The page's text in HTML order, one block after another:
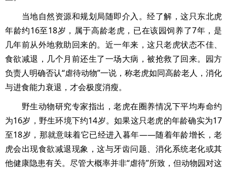
当地自然资源和规划局随即介入。经了解，这只东北虎
年龄约16至18岁，属于高龄老虎，已在该园饲养了7年，是
几年前从外地救助回来的。近一年来，这只老虎状态不佳、
食欲减退，几个月前还生了一场大病，被抢救了回来。园方
负责人明确否认“虐待动物”一说，称老虎如同高龄老人，消化
与进食能力衰退，才会极度消瘦。
野生动物研究专家指出，老虎在圈养情况下平均寿命约
为16岁，野生环境下约14岁。如果这只老虎的年龄确实为17
至18岁，那就意味着它已经进入暮年——随着年龄增长，老
虎会出现食欲减退现象，这与牙齿问题、消化系统老化或其
他健康隐患有关。尽管大概率并非“虐待”所致，但动物园对这